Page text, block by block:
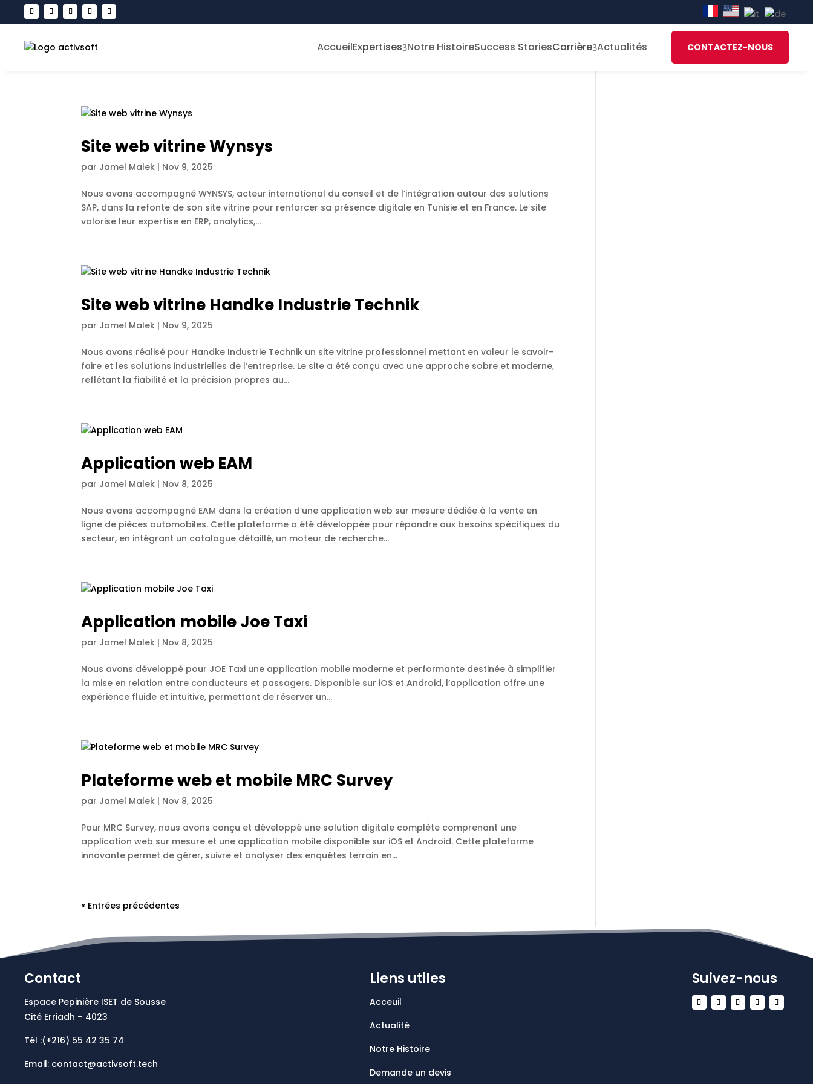
AccueilExpertises3Notre HistoireSuccess StoriesCarrière3Actualités CONTACTEZ-NOUS
Site web vitrine Wynsys
par Jamel Malek | Nov 9, 2025
Nous avons accompagné WYNSYS, acteur international du conseil et de l’intégration autour des solutions
SAP, dans la refonte de son site vitrine pour renforcer sa présence digitale en Tunisie et en France. Le site
valorise leur expertise en ERP, analytics,...
Site web vitrine Handke Industrie Technik
par Jamel Malek | Nov 9, 2025
Nous avons réalisé pour Handke Industrie Technik un site vitrine professionnel mettant en valeur le savoir-
faire et les solutions industrielles de l’entreprise. Le site a été conçu avec une approche sobre et moderne,
reflétant la fiabilité et la précision propres au...
Application web EAM
par Jamel Malek | Nov 8, 2025
Nous avons accompagné EAM dans la création d’une application web sur mesure dédiée à la vente en
ligne de pièces automobiles. Cette plateforme a été développée pour répondre aux besoins spécifiques du
secteur, en intégrant un catalogue détaillé, un moteur de recherche...
Application mobile Joe Taxi
par Jamel Malek | Nov 8, 2025
Nous avons développé pour JOE Taxi une application mobile moderne et performante destinée à simplifier
la mise en relation entre conducteurs et passagers. Disponible sur iOS et Android, l’application offre une
expérience fluide et intuitive, permettant de réserver un...
Plateforme web et mobile MRC Survey
par Jamel Malek | Nov 8, 2025
Pour MRC Survey, nous avons conçu et développé une solution digitale complète comprenant une
application web sur mesure et une application mobile disponible sur iOS et Android. Cette plateforme
innovante permet de gérer, suivre et analyser des enquêtes terrain en...
« Entrées précédentes
Contact
Espace Pepinière ISET de Sousse
Cité Erriadh – 4023
Tél :(+216) 55 42 35 74
Email: contact@activsoft.tech
Liens utiles
Acceuil
Actualité
Notre Histoire
Demande un devis
Suivez-nous